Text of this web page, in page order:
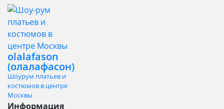
olalafason
(олалафасон)
Шоурум платьев и
костюмов в центре
Москвы
Информация